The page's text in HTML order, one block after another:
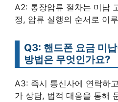
A2: 통장압류 절차는 미납
정, 압류 실행의 순서로 이
Q3: 핸드폰 요금 미
방법은 무엇인가요?
A3: 즉시 통신사에 연락하
가 상담, 법적 대응을 통해